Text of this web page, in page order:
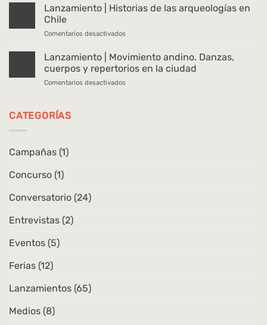
|
sígueme.
de
un
Lanzamiento | Historias de las arqueologías en
Chile
Comentarios desactivadosen
|
Historias
de
las
Lanzamiento | Movimiento andino. Danzas,
cuerpos y repertorios en la ciudad
Comentarios desactivadosen
CATEGORÍAS
Campañas (1)
Concurso (1)
Conversatorio (24)
Entrevistas (2)
Eventos (5)
Ferias (12)
Lanzamientos (65)
Medios (8)